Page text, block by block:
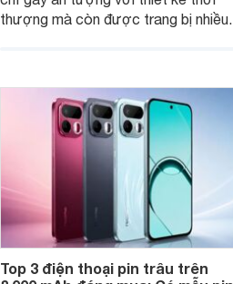
thượng mà còn được trang bị nhiều
Top 3 điện thoại pin trâu trên